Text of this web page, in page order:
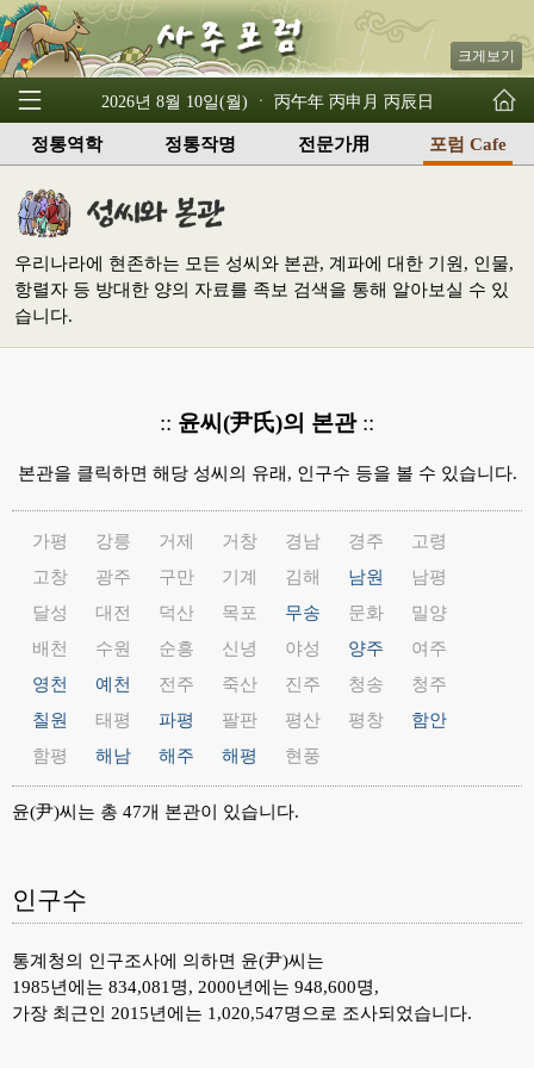
크게보기
2026년 8월 10일(월) ㆍ 丙午年 丙申月 丙辰日
정통역학 정통작명 전문가用 포럼 Cafe
우리나라에 현존하는 모든 성씨와 본관, 계파에 대한 기원, 인물,
항렬자 등 방대한 양의 자료를 족보 검색을 통해 알아보실 수 있
습니다.
:: 윤씨(尹氏)의 본관::
본관을 클릭하면 해당 성씨의 유래, 인구수 등을 볼 수 있습니다.
가평 강릉 거제 거창 경남 경주
고령
고창
광주 구만 기계 김해 남원
남평
달성
대전 덕산 목포 무송 문화
밀양
배천
수원 순흥 신녕 야성 양주
여주
영천
예천 전주 죽산 진주 청송
청주
칠원
태평 파평 팔판 평산 평창
함안
함평
해남 해주 해평 현풍
윤(尹)씨는 총 47개 본관이 있습니다.
인구수
통계청의 인구조사에 의하면 윤(尹)씨는
1985년에는 834,081명, 2000년에는 948,600명,
가장 최근인 2015년에는 1,020,547명으로 조사되었습니다.